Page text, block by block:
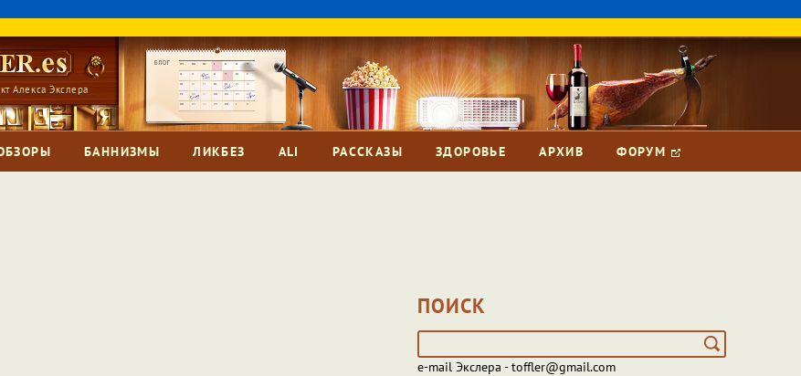
Алекса Экслера
БАННИЗМЫ ЛИКБЕЗ ALI РАССКАЗЫ ЗДОРОВЬЕ АРХИВ ФОРУМ
ПОИСК
e-mail Экслера - toffler@gmail.com